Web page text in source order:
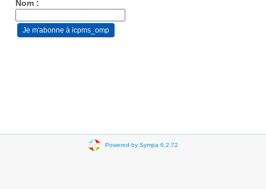
Nom :
Powered by Sympa 6.2.72